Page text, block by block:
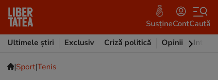
SusțineContCaută
Ultimele știri
Exclusiv Criză politică Opinii
|Sport|Tenis